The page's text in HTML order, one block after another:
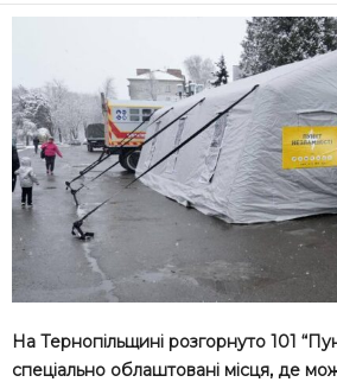
На Тернопільщині розгорнуто 101
спеціально облаштовані місця, де